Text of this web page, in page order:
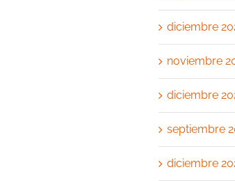
diciembre
noviembre
diciembre
septiembre
diciembre